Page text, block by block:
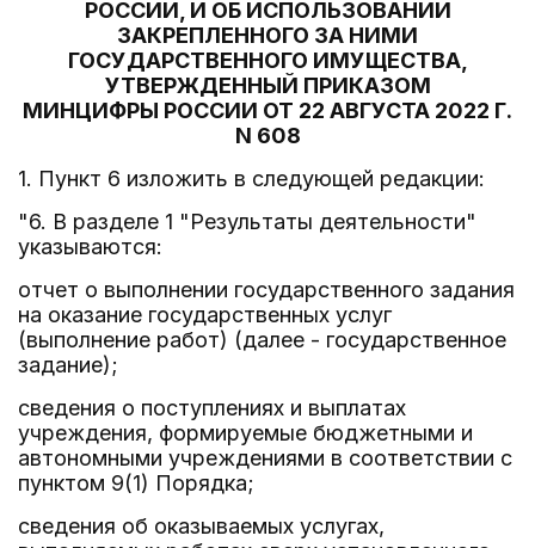
РОССИИ, И ОБ ИСПОЛЬЗОВАНИИ
ЗАКРЕПЛЕННОГО ЗА НИМИ
ГОСУДАРСТВЕННОГО ИМУЩЕСТВА,
УТВЕРЖДЕННЫЙ ПРИКАЗОМ
МИНЦИФРЫ РОССИИ ОТ 22 АВГУСТА 2022 Г.
N 608
1. Пункт 6 изложить в следующей редакции:
"6. В разделе 1 "Результаты деятельности"
указываются:
отчет о выполнении государственного задания
на оказание государственных услуг
(выполнение работ) (далее - государственное
задание);
сведения о поступлениях и выплатах
учреждения, формируемые бюджетными и
автономными учреждениями в соответствии с
пунктом 9(1) Порядка;
сведения об оказываемых услугах,